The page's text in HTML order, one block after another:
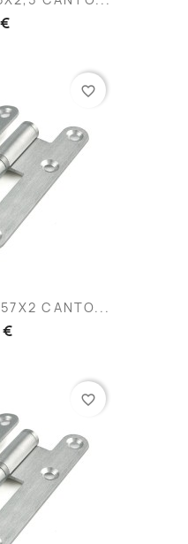
CANTO...
€
favorite_border
favorite_border